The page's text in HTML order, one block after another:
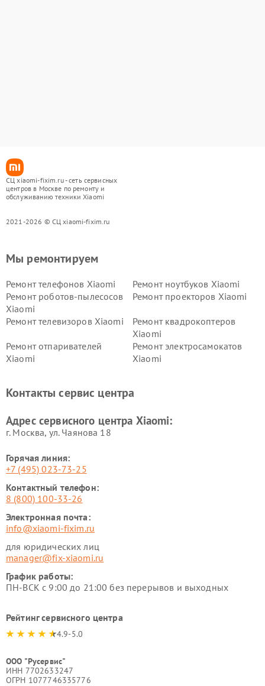
СЦ xiaomi-fixim.ru - сеть сервисных
центров в Москве по ремонту и
обслуживанию техники Xiaomi
2021-2026 © СЦ xiaomi-fixim.ru
Мы ремонтируем
Ремонт телефонов Xiaomi
Ремонт ноутбуков Xiaomi
Ремонт роботов-пылесосов
Xiaomi
Ремонт проекторов Xiaomi
Ремонт телевизоров Xiaomi
Ремонт квадрокоптеров
Xiaomi
Ремонт отпаривателей
Xiaomi
Ремонт электросамокатов
Xiaomi
Ремонт стиральных машин
Ремонт смарт-часов Xiaomi
Контакты сервис центра
Адрес сервисного центра Xiaomi:
г. Москва, ул. Чаянова 18
Горячая линия:
+7 (495) 023-73-25
Контактный телефон:
8 (800) 100-33-26
Электронная почта:
info@xiaomi-fixim.ru
для юридических лиц
manager@fix-xiaomi.ru
График работы:
ПН-ВСК с 9:00 до 21:00 без перерывов и выходных
Рейтинг сервисного центра
4.9-5.0
ООО "Русервис"
ИНН 7702633247
ОГРН 1077746335776